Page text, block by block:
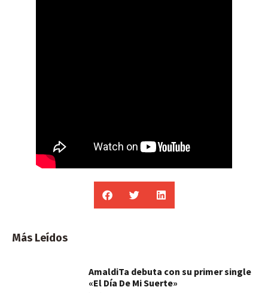
Más Leídos
AmaldiTa debuta con su primer single
«El Día De Mi Suerte»